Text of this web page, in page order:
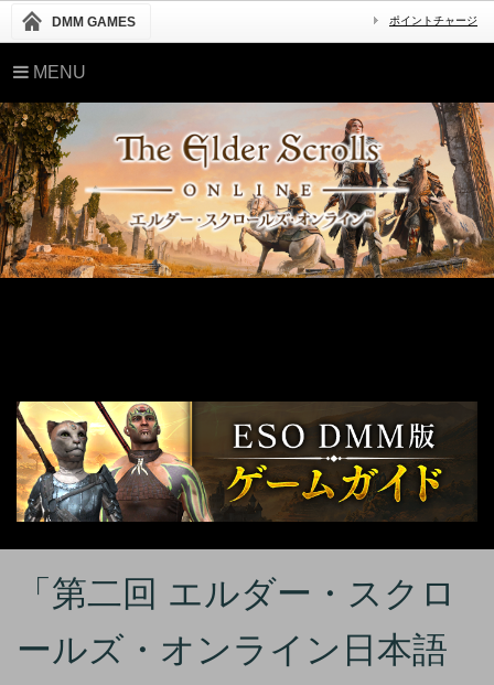
DMM GAMES ポイントチャージ
MENU
「第二回 エルダー・スクロ
ールズ・オンライン日本語